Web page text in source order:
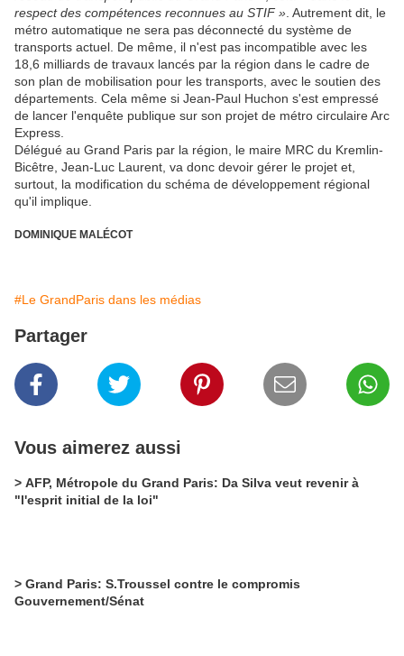
respect des compétences reconnues au STIF » . Autrement dit, le
métro automatique ne sera pas déconnecté du système de
transports actuel. De même, il n'est pas incompatible avec les
18,6 milliards de travaux lancés par la région dans le cadre de
son plan de mobilisation pour les transports, avec le soutien des
départements. Cela même si Jean-Paul Huchon s'est empressé
de lancer l'enquête publique sur son projet de métro circulaire Arc
Express.
Délégué au Grand Paris par la région, le maire MRC du Kremlin-
Bicêtre, Jean-Luc Laurent, va donc devoir gérer le projet et,
surtout, la modification du schéma de développement régional
qu'il implique.
DOMINIQUE MALÉCOT
#Le GrandParis dans les médias
Partager
Vous aimerez aussi
> AFP, Métropole du Grand Paris: Da Silva veut revenir à
"l'esprit initial de la loi"
> Grand Paris: S.Troussel contre le compromis
Gouvernement/Sénat